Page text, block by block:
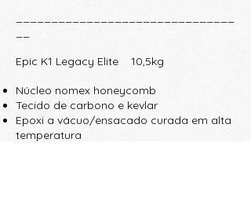
Epic K1 Legacy Elite 10,5kg
Núcleo nomex honeycomb​
Tecido de carbono e kevlar
Epoxi a vácuo/ensacado curada em alta
temperatura